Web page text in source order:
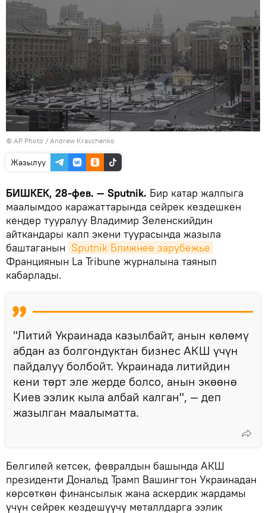
© AP Photo / Andrew Kravchenko
Жазылуу
БИШКЕК, 28-фев. — Sputnik. Бир катар жалпыга
маалымдоо каражаттарында сейрек кездешкен
кендер тууралуу Владимир Зеленскийдин
айткандары калп экени туурасында жазыла
баштаганын Sputnik Ближнее зарубежье
Франциянын La Tribune журналына таянып
кабарлады.
"Литий Украинада казылбайт, анын көлөмү
абдан аз болгондуктан бизнес АКШ үчүн
пайдалуу болбойт. Украинада литийдин
кени төрт эле жерде болсо, анын экөөнө
Киев ээлик кыла албай калган", — деп
жазылган маалыматта.
Белгилей кетсек, февралдын башында АКШ
президенти Дональд Трамп Вашингтон Украинадан
көрсөткөн финансылык жана аскердик жардамы
үчүн сейрек кездешүүчү металлдарга ээлик